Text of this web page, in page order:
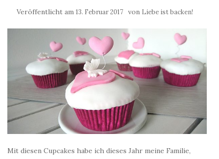
Veröffentlicht am 13. Februar 2017 von Liebe ist backen!
Mit diesen Cupcakes habe ich dieses Jahr meine Familie,